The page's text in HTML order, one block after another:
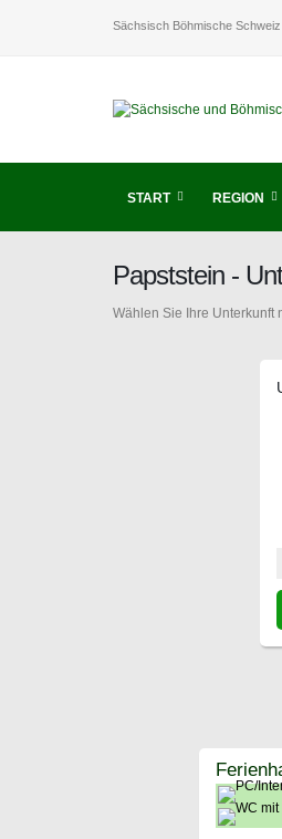
Sächsisch Böhmische
START REGION
Papststein -
Wählen Sie Ihre Unterkunft